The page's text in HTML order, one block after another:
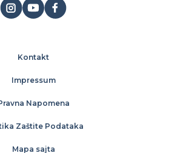
Kontakt
Impressum
Napomena
Zaštite Podataka
Mapa sajta